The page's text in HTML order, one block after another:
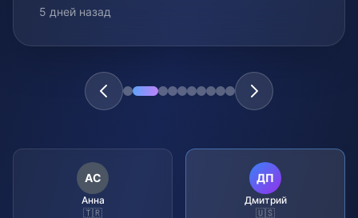
5 дней назад
АС
Анна
🇹🇷
ДП
Дмитрий
🇺🇸